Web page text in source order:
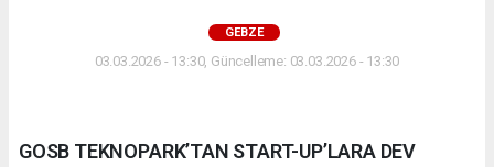
GEBZE
03.03.2026 - 13:30, Güncelleme: 03.03.2026 - 13:30
GOSB TEKNOPARK’TAN START-UP’LARA DEV